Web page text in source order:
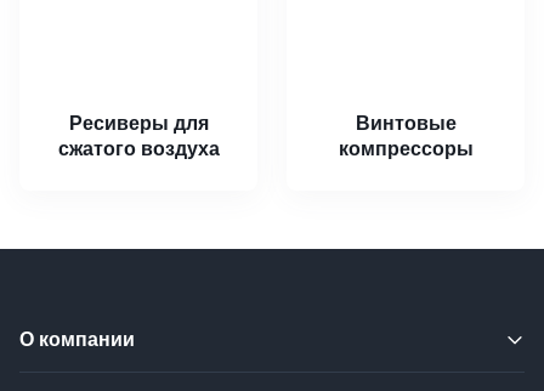
Ресиверы для
сжатого воздуха
Винтовые
компрессоры
О компании